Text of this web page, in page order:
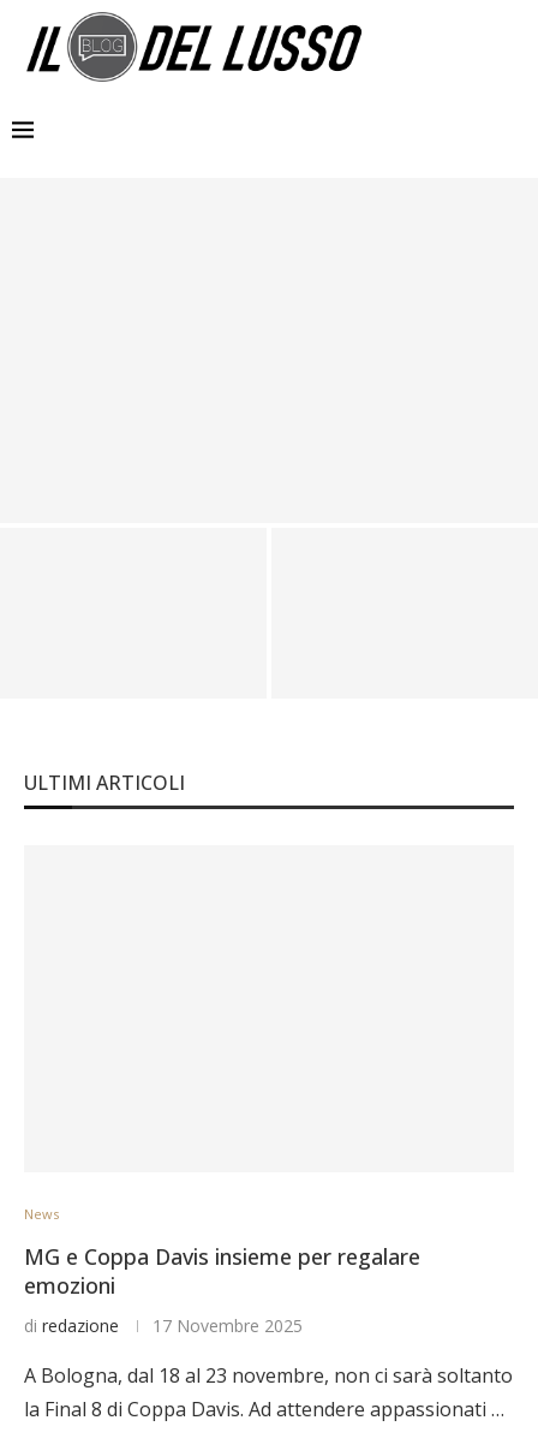
ULTIMI ARTICOLI
News
MG e Coppa Davis insieme per regalare
emozioni
di redazione 17 Novembre 2025
A Bologna, dal 18 al 23 novembre, non ci sarà soltanto
la Final 8 di Coppa Davis. Ad attendere appassionati …